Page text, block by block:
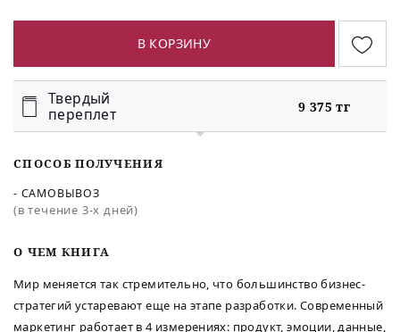
O ЧЕМ КНИГА
Мир меняется так стремительно, что большинство бизнес-
стратегий устаревают еще на этапе разработки. Современный
маркетинг работает в 4 измерениях: продукт, эмоции, данные,
В КОРЗИНУ
Твердый
переплет
9 375 тг
СПОСОБ ПОЛУЧЕНИЯ
- САМОВЫВОЗ
(в течение 3-х дней)